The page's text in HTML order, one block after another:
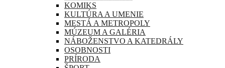
KOMIKS
KULTÚRA A UMENIE
MESTÁ A METROPOLY
MÚZEUM A GALÉRIA
NÁBOŽENSTVO A KATEDRÁLY
OSOBNOSTI
PRÍRODA